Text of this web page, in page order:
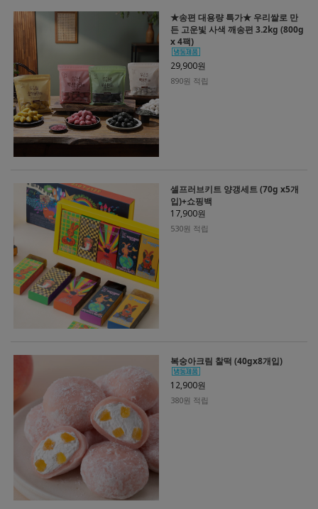
★송편 대용량 특가★ 우리쌀로 만
든 고운빛 사색 깨송편 3.2kg (800g
x 4팩)
29,900원
890원 적립
셀프러브키트 양갱세트 (70g x5개
입)+쇼핑백
17,900원
530원 적립
복숭아크림 찰떡 (40gx8개입)
12,900원
380원 적립